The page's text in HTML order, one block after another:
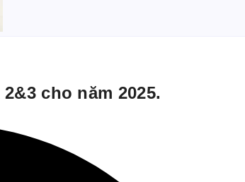
cho năm 2025.